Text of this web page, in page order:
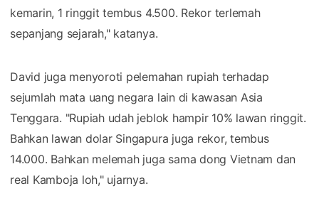
kemarin, 1 ringgit tembus 4.500. Rekor terlemah
sepanjang sejarah," katanya.
David juga menyoroti pelemahan rupiah terhadap
sejumlah mata uang negara lain di kawasan Asia
Tenggara. "Rupiah udah jeblok hampir 10% lawan ringgit.
Bahkan lawan dolar Singapura juga rekor, tembus
14.000. Bahkan melemah juga sama dong Vietnam dan
real Kamboja loh," ujarnya.